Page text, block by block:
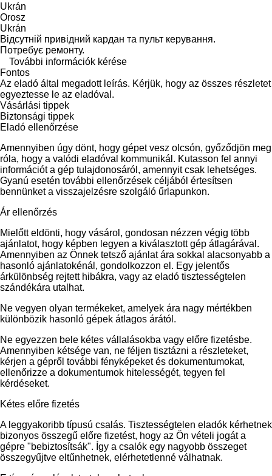
Ukrán
Orosz
Ukrán
Відсутній привідний кардан та пульт керування.
Потребує ремонту.
További információk kérése
Fontos
Az eladó által megadott leírás. Kérjük, hogy az összes részletet
egyeztesse le az eladóval.
Vásárlási tippek
Biztonsági tippek
Eladó ellenőrzése
Amennyiben úgy dönt, hogy gépet vesz olcsón, győződjön meg
róla, hogy a valódi eladóval kommunikál. Kutasson fel annyi
információt a gép tulajdonosáról, amennyit csak lehetséges.
Gyanú esetén további ellenőrzések céljából értesítsen
bennünket a visszajelzésre szolgáló űrlapunkon.
Ár ellenőrzés
Mielőtt eldönti, hogy vásárol, gondosan nézzen végig több
ajánlatot, hogy képben legyen a kiválasztott gép átlagárával.
Amennyiben az Önnek tetsző ajánlat ára sokkal alacsonyabb a
hasonló ajánlatokénál, gondolkozzon el. Egy jelentős
árkülönbség rejtett hibákra, vagy az eladó tisztességtelen
szándékára utalhat.
Ne vegyen olyan termékeket, amelyek ára nagy mértékben
különbözik hasonló gépek átlagos árától.
Ne egyezzen bele kétes vállalásokba vagy előre fizetésbe.
Amennyiben kétsége van, ne féljen tisztázni a részleteket,
kérjen a gépről további fényképeket és dokumentumokat,
ellenőrizze a dokumentumok hitelességét, tegyen fel
kérdéseket.
Kétes előre fizetés
A leggyakoribb típusú csalás. Tisztességtelen eladók kérhetnek
bizonyos összegű előre fizetést, hogy az Ön vételi jogát a
gépre "bebiztosítsák". Így a csalók egy nagyobb összeget
összegyűjtve eltűnhetnek, elérhetetlenné válhatnak.